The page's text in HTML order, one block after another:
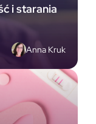
i starania
Anna Kruk